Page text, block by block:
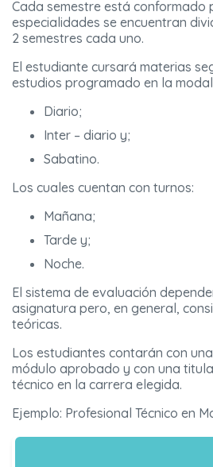
Cada semestre está conformado
especialidades se encuentran
2 semestres cada uno.
El estudiante cursará materias
estudios programado en la
Diario;
Inter – diario y;
Sabatino.
Los cuales cuentan con turnos:
Mañana;
Tarde y;
Noche.
El sistema de evaluación
asignatura pero, en general,
teóricas.
Los estudiantes contarán con
módulo aprobado y con una
técnico en la carrera elegida.
Ejemplo: Profesional Técnico en